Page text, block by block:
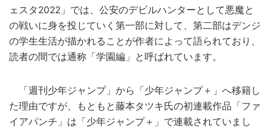
ェスタ2022」では、公安のデビルハンターとして悪魔と
の戦いに身を投じていく第一部に対して、第二部はデンジ
の学生生活が描かれることが作者によって語られており、
読者の間では通称「学園編」と呼ばれています。
「週刊少年ジャンプ」から「少年ジャンプ＋」へ移籍し
た理由ですが、もともと藤本タツキ氏の初連載作品「ファ
イアパンチ」は「少年ジャンプ＋」で連載されていまし